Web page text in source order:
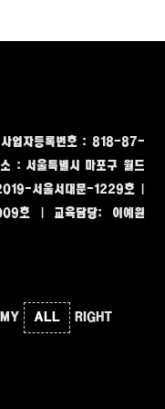
업자등록번호 : 818-87-
: 서울특별시 마포구 월드
서울서대문-1229호 |
호 | 교육담당: 이예원
ALL
RIGHT